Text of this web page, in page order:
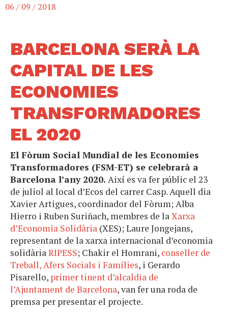
06 / 09 / 2018
BARCELONA SERÀ LA
CAPITAL DE LES
ECONOMIES
TRANSFORMADORES
EL 2020
El Fòrum Social Mundial de les Economies
Transformadores (FSM-ET) se celebrarà a
Barcelona l’any 2020. Així es va fer públic el 23
de juliol al local d’Ecos del carrer Casp. Aquell dia
Xavier Artigues, coordinador del Fòrum; Alba
Hierro i Ruben Suriñach, membres de laXarxa
d’Economia Solidària (XES); Laure Jongejans,
representant de la xarxa internacional d’economia
solidàriaRIPESS; Chakir el Homrani, conseller de
Treball, Afers Socials i Famílies, i Gerardo
Pisarello, primer tinent d’alcaldia de
l’Ajuntament de Barcelona, van fer una roda de
premsa per presentar el projecte.